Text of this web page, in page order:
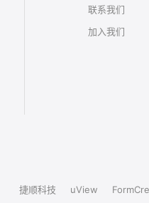
联系我们
加入我们
捷顺科技 uView